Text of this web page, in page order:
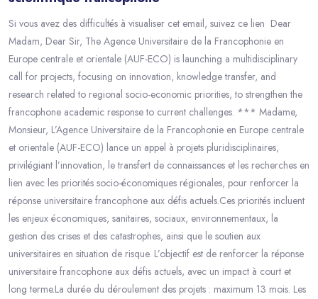
Si vous avez des difficultés à visualiser cet email, suivez ce lien Dear
Madam, Dear Sir, The Agence Universitaire de la Francophonie en
Europe centrale et orientale (AUF-ECO) is launching a multidisciplinary
call for projects, focusing on innovation, knowledge transfer, and
research related to regional socio-economic priorities, to strengthen the
francophone academic response to current challenges. *** Madame,
Monsieur, L’Agence Universitaire de la Francophonie en Europe centrale
et orientale (AUF-ECO) lance un appel à projets pluridisciplinaires,
privilégiant l’innovation, le transfert de connaissances et les recherches en
lien avec les priorités socio-économiques régionales, pour renforcer la
réponse universitaire francophone aux défis actuels.Ces priorités incluent
les enjeux économiques, sanitaires, sociaux, environnementaux, la
gestion des crises et des catastrophes, ainsi que le soutien aux
universitaires en situation de risque. L’objectif est de renforcer la réponse
universitaire francophone aux défis actuels, avec un impact à court et
long terme.La durée du déroulement des projets : maximum 13 mois. Les